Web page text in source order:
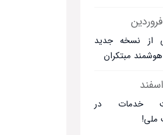
از نسخه جدید
هوشمند مبتکران
خدمات در
ملی!